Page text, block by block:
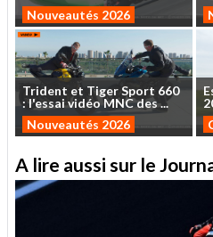
Nouveautés 2026
Trident et TigerSport 660
: l'essaividéoMNCdes...
Nouveautés 2026
A lire aussi sur le